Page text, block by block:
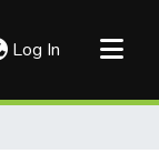
Log In (current)